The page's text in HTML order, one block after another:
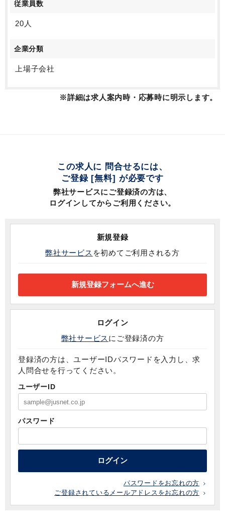
従業員数
20人
企業分類
上場子会社
※詳細は求人案内時・応募時に明示します。
この求人に 問合せるには、
ご登録 [無料] が必要です
弊社サービスにご登録済の方は、
ログインしてからご利用ください。
新規登録
弊社サービス を初めてご利用される方
ログイン
弊社サービス にご登録済の方
登録済の方は、ユーザーIDパスワードを入力し、求
人問合せを行ってください。
ユーザーID
パスワード
ログイン
パスワードをお忘れの方
ご登録されているメールアドレスをお忘れの方